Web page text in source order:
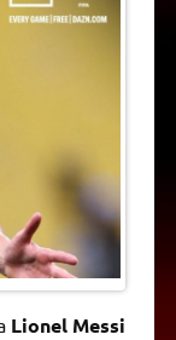
Lionel Messi